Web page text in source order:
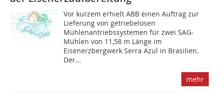
Vor kurzem erhielt ABB einen Auftrag zur
Lieferung von getriebelosen
Mühlenantriebssystemen für zwei SAG-
Mühlen von 11,58 m Länge im
Eisenerzbergwerk Serra Azul in ­Brasilien.
Der...
mehr